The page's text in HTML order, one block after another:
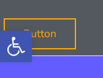
Button